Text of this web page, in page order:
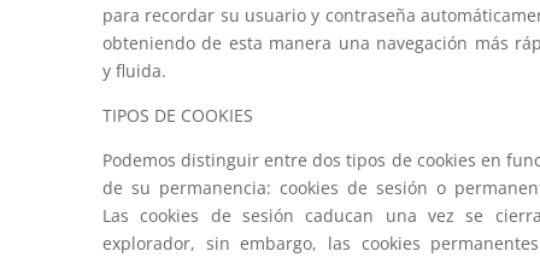
para recordar su usuario y contraseña
obteniendo de esta manera una navegación más
y fluida.
TIPOS DE COOKIES
Podemos distinguir entre dos tipos de cookies en
de su permanencia: cookies de sesión o
Las cookies de sesión caducan una vez se
explorador, sin embargo, las cookies